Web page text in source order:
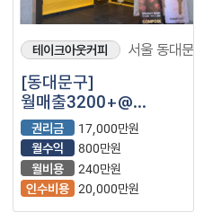
테이크아웃커피 서울 동대문구
[동대문구]
월매출3200+@
컴포즈커피 저렴한
권리금액 빠르게
양도양수합니다.
권리금
17,000만원
월수익
800만원
월비용
240만원
인수비용 20,000만원